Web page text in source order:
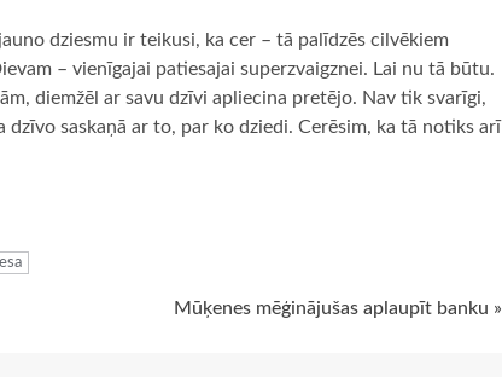
dziesmu ir teikusi, ka cer – tā palīdzēs cilvēkiem
– vienīgajai patiesajai superzvaigznei. Lai nu tā būtu.
diemžēl ar savu dzīvi apliecina pretējo. Nav tik svarīgi,
saskaņā ar to, par ko dziedi. Cerēsim, ka tā notiks arī
Mūķenes mēģinājušas aplaupīt banku »